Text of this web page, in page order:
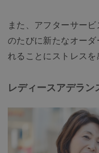
また、アフターサー
のたびに新たなオー
れることにストレスを
レディースアデラ